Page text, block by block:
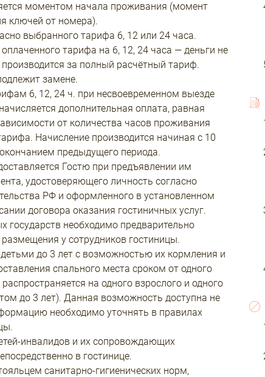
моментом начала проживания (момент
ключей от номера).
выбранного тарифа 6, 12 или 24 часа.
тарифа на 6, 12, 24 часа — деньги не
за полный расчётный тариф.
замене.
6, 12, 24 ч. при несвоевременном выезде
дополнительная оплата, равная
от количества часов проживания
Начисление производится начиная с 10
предыдущего периода.
Гостю при предъявлении им
удостоверяющего личность согласно
РФ и оформленного в установленном
договора оказания гостиничных услуг.
государств необходимо предварительно
у сотрудников гостиницы.
до 3 лет с возможностью их кормления и
спального места сроком от одного
на одного взрослого и одного
до 3 лет). Данная возможность доступна не
необходимо уточнять в правилах
инвалидов и их сопровождающих
в гостинице.
санитарно-гигиенических норм,